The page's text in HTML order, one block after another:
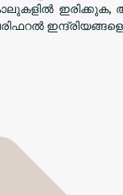
ഇരിക്കുക,